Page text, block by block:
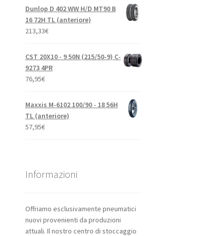
Dunlop D 402 WW H/D MT90 B
16 72H TL (anteriore)
213,33€
CST 20X10 - 9 50N (215/50-9) C-
9273 4PR
76,95€
Maxxis M-6102 100/90 - 18 56H
TL (anteriore)
57,95€
Informazioni
Offriamo esclusivamente pneumatici
nuovi provenienti da produzioni
attuali. Il nostro centro di stoccaggio